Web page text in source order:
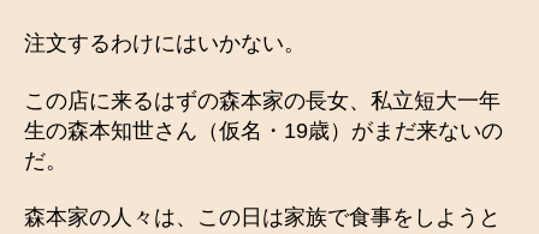
注文するわけにはいかない。
この店に来るはずの森本家の長女、私立短大一年
生の森本知世さん（仮名・19歳）がまだ来ないの
だ。
森本家の人々は、この日は家族で食事をしようと